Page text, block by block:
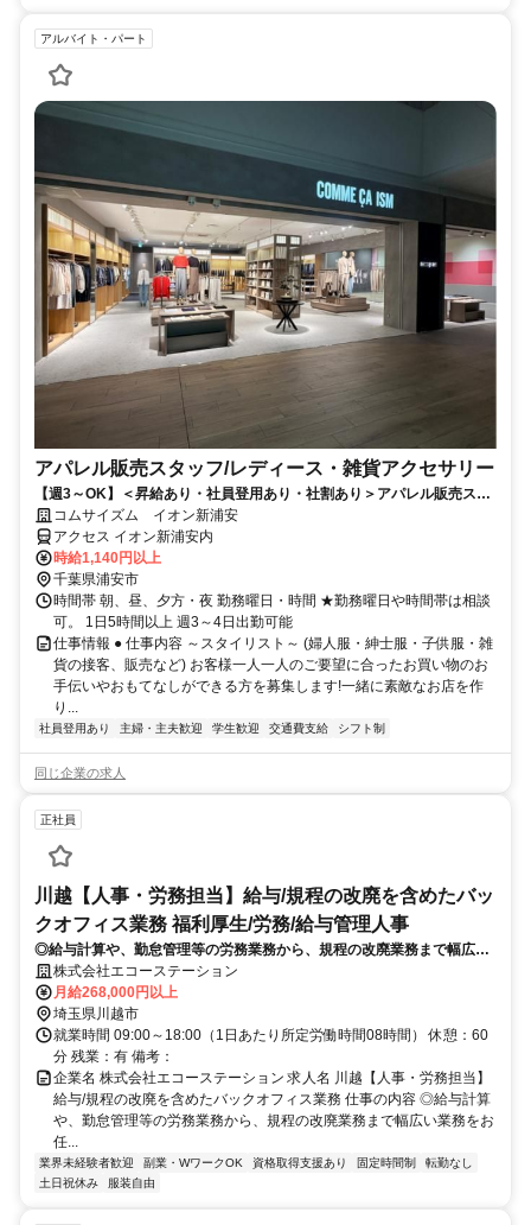
アルバイト・パート
アパレル販売スタッフ/レディース・雑貨アクセサリー
【週3～OK】＜昇給あり・社員登用あり・社割あり＞アパレル販売スタ
ッフ募集♪
コムサイズム イオン新浦安
アクセス イオン新浦安内
時給1,140円以上
千葉県浦安市
時間帯 朝、昼、夕方・夜 勤務曜日・時間 ★勤務曜日や時間帯は相談
可。 1日5時間以上 週3～4日出勤可能
仕事情報 ● 仕事内容 ～スタイリスト～ (婦人服・紳士服・子供服・雑
貨の接客、販売など) お客様一人一人のご要望に合ったお買い物のお
手伝いやおもてなしができる方を募集します!一緒に素敵なお店を作
り...
社員登用あり 主婦・主夫歓迎 学生歓迎 交通費支給 シフト制
同じ企業の求人
正社員
川越【人事・労務担当】給与/規程の改廃を含めたバッ
クオフィス業務 福利厚生/労務/給与管理人事
◎給与計算や、勤怠管理等の労務業務から、規程の改廃業務まで幅広い
業務をお任せする、バックオフィスポジションの募集です。拡大期フェ
ーズにある当社にて、組織強化のためのサポートを担っていただきま
す！
株式会社エコーステーション
月給268,000円以上
埼玉県川越市
就業時間 09:00～18:00（1日あたり所定労働時間08時間） 休憩：60
分 残業：有 備考：
企業名 株式会社エコーステーション 求人名 川越【人事・労務担当】
給与/規程の改廃を含めたバックオフィス業務 仕事の内容 ◎給与計算
や、勤怠管理等の労務業務から、規程の改廃業務まで幅広い業務をお
任...
業界未経験者歓迎 副業・WワークOK 資格取得支援あり 固定時間制
転勤なし
土日祝休み
服装自由